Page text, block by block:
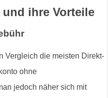
ihre Vorteile
Vergleich die meisten Direkt-
ohne
jedoch näher sich mit